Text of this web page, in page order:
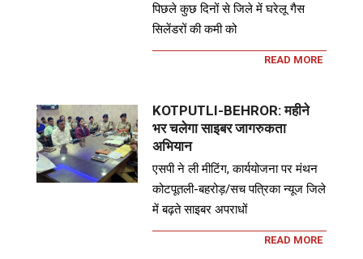
पिछले कुछ दिनों से जिले में घरेलू गैस
सिलेंडरों की कमी को
READ MORE
KOTPUTLI-BEHROR: महीने
भर चलेगा साइबर जागरुकता
अभियान
एसपी ने ली मीटिंग, कार्ययोजना पर मंथन
कोटपूतली-बहरोड़/सच पत्रिका न्यूज जिले
में बढ़ते साइबर अपराधों
READ MORE